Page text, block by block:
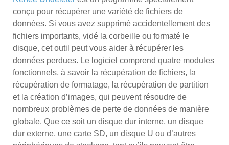
conçu pour récupérer une variété de fichiers de
données. Si vous avez supprimé accidentellement des
fichiers importants, vidé la corbeille ou formaté le
disque, cet outil peut vous aider à récupérer les
données perdues. Le logiciel comprend quatre modules
fonctionnels, à savoir la récupération de fichiers, la
récupération de formatage, la récupération de partition
et la création d’images, qui peuvent résoudre de
nombreux problèmes de perte de données de manière
globale. Que ce soit un disque dur interne, un disque
dur externe, une carte SD, un disque U ou d’autres